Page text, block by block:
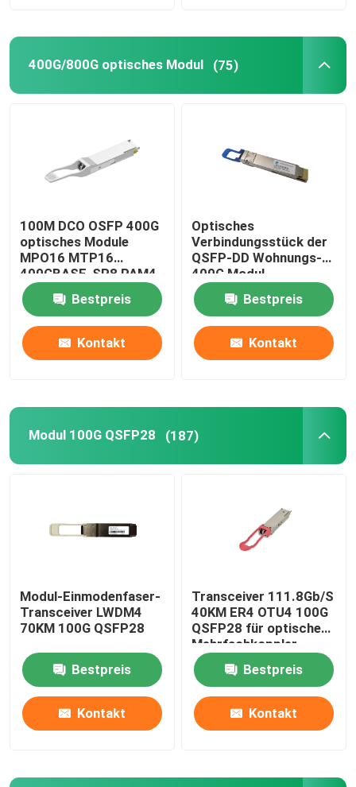
400G/800G optisches Modul (75)
100M DCO OSFP 400G
optisches Module
MPO16 MTP16
400GBASE-SR8 PAM4
ISP-Netz
Bestpreis
Kontakt
Optisches
Verbindungsstück der
QSFP-DD Wohnungs-
400G Modul-
400GBASE-LR8 10km
NRZ LC Bestpreis
Kontakt
Modul 100G QSFP28 (187)
Modul-Einmodenfaser-
Transceiver LWDM4
70KM 100G QSFP28
Bestpreis
Kontakt
Transceiver 111.8Gb/S
40KM ER4 OTU4 100G
QSFP28 für optischen
Mehrfachkoppler
Oadm Cwdm
Bestpreis
Kontakt